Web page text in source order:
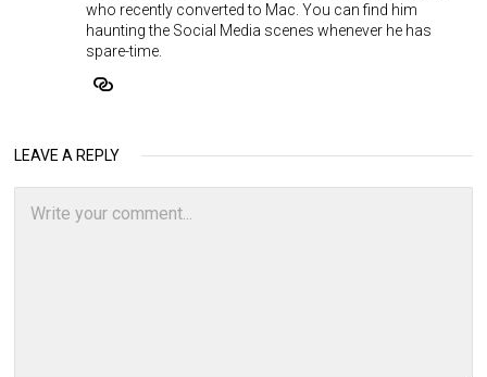
who recently converted to Mac. You can find him
haunting the Social Media scenes whenever he has
spare-time.
LEAVE A REPLY